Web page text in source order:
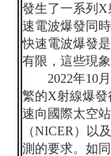
發生了一系列 X
速電波爆發同
快速電波爆發
有限，這些現
2022年10月
繁的X射線爆
速向國際太空
（NICER ）以及
測的要求。如同